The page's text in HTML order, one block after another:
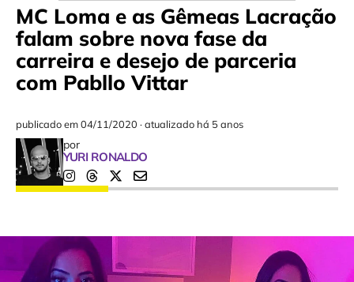
MC Loma e as Gêmeas Lacração
falam sobre nova fase da
carreira e desejo de parceria
com Pabllo Vittar
publicado em04/11/2020 ·atualizado há 5 anos
por
YURI RONALDO